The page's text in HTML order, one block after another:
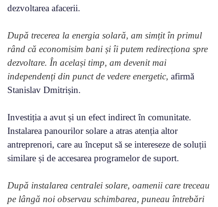
dezvoltarea afacerii.
După trecerea la energia solară, am simțit în primul
rând că economisim bani și îi putem redirecționa spre
dezvoltare. În același timp, am devenit mai
independenți din punct de vedere energetic, afirmă
Stanislav Dmitrișin.
Investiția a avut și un efect indirect în comunitate.
Instalarea panourilor solare a atras atenția altor
antreprenori, care au început să se intereseze de soluții
similare și de accesarea programelor de suport.
După instalarea centralei solare, oamenii care treceau
pe lângă noi observau schimbarea, puneau întrebări